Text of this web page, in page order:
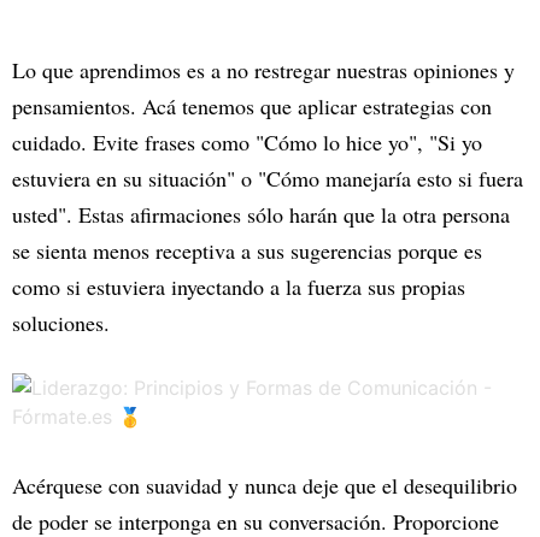
Lo que aprendimos es a no restregar nuestras opiniones y
pensamientos. Acá tenemos que aplicar estrategias con
cuidado. Evite frases como "Cómo lo hice yo", "Si yo
estuviera en su situación" o "Cómo manejaría esto si fuera
usted". Estas afirmaciones sólo harán que la otra persona
se sienta menos receptiva a sus sugerencias porque es
como si estuviera inyectando a la fuerza sus propias
soluciones.
Acérquese con suavidad y nunca deje que el desequilibrio
de poder se interponga en su conversación. Proporcione